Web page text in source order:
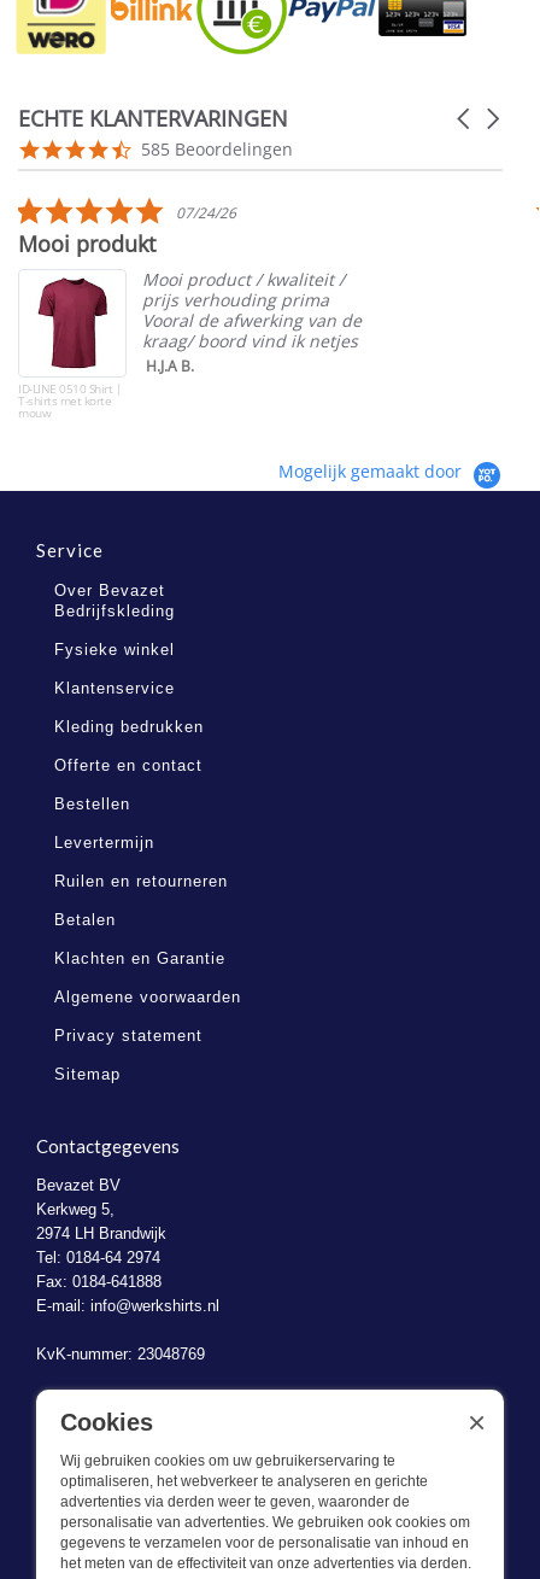
ECHTE KLANTERVARINGEN
Reviews
carousel
Carousel
4.5
star
585 Beoordelingen
5.0
star
07/24/26
Mooi produkt
ID-LINE 0510 Shirt |
T-shirts met korte
mouw
Mooi product / kwaliteit /
prijs verhouding prima
Vooral de afwerking van de
kraag/ boord vind ik netjes
H.J.A B.
Mogelijk gemaakt door
Service
Over Bevazet
Bedrijfskleding
Fysieke winkel
Klantenservice
Kleding bedrukken
Offerte en contact
Bestellen
Levertermijn
Ruilen en retourneren
Betalen
Klachten en Garantie
Algemene voorwaarden
Privacy statement
Sitemap
Contactgegevens
Bevazet BV
Kerkweg 5,
2974 LH Brandwijk
Tel: 0184-64 2974
Fax: 0184-641888
E-mail: info@werkshirts.nl
KvK-nummer: 23048769
BTW-identificatienummer: NL823470787B01
Wat we doen
Cookies
Wij gebruiken cookies om uw gebruikerservaring te
optimaliseren, het webverkeer te analyseren en gerichte
advertenties via derden weer te geven, waaronder de
personalisatie van advertenties. We gebruiken ook cookies om
gegevens te verzamelen voor de personalisatie van inhoud en
het meten van de effectiviteit van onze advertenties via derden.
×